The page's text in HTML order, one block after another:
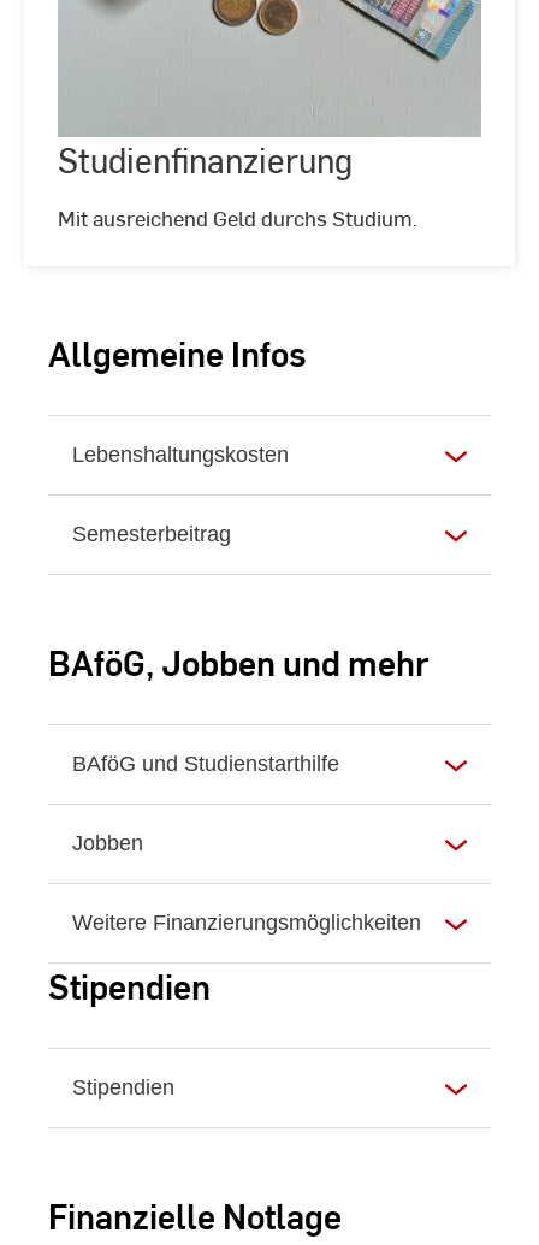
©
Alexander
Kallenberg
Studienfinanzierung
Mit ausreichend Geld durchs Studium.
Allgemeine Infos
Lebenshaltungskosten
Semesterbeitrag
BAföG, Jobben und mehr
BAföG und Studienstarthilfe
Jobben
Weitere Finanzierungsmöglichkeiten
Stipendien
Stipendien
Finanzielle Notlage